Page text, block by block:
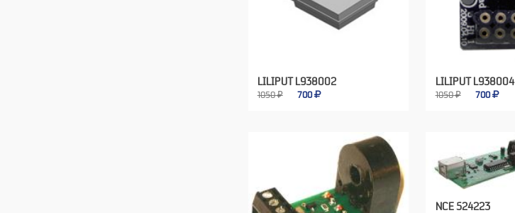
LILIPUT L938002
1050 ₽ 700
LILIPUT L938004
1050 ₽ 700
NCE 524223